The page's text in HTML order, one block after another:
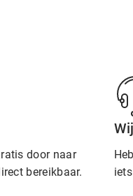
door naar
bereikbaar.